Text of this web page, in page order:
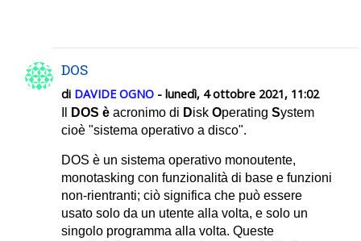
DOS
di DAVIDE OGNO - lunedì, 4 ottobre 2021, 11:02
DOS è acronimo di Disk Operating System
cioè "sistema operativo a disco".
DOS è un sistema operativo monoutente,
monotasking con funzionalità di base e funzioni
non-rientranti; ciò significa che può essere
usato solo da un utente alla volta, e solo un
singolo programma alla volta. Queste